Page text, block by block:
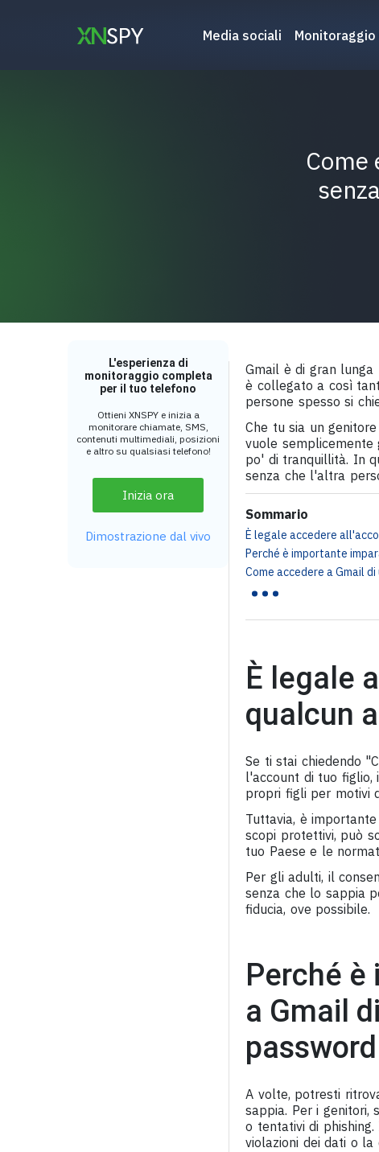
Media sociali
Come
L'esperienza di
monitoraggio completa
per il tuo telefono
Ottieni XNSPY e inizia a
monitorare chiamate, SMS,
contenuti multimediali, posizioni
e altro su qualsiasi telefono!
Inizia ora
Dimostrazione dal vivo
Gmail è di gran
è collegato a così
persone spesso si
Che tu sia un
vuole semplicemente
po' di tranquillità. In
senza che l'altra
Sommario
È legale accedere
Perché è importante
Come accedere a Gmail
...
È legale
qualcun
Se ti stai chiedendo
l'account di tuo figlio,
propri figli per motivi
Tuttavia, è
scopi protettivi, può
tuo Paese e le
Per gli adulti, il
senza che lo sappia
fiducia, ove possibile.
Perché
a Gmail
password
A volte, potresti
sappia. Per i
o tentativi di
violazioni dei dati o la